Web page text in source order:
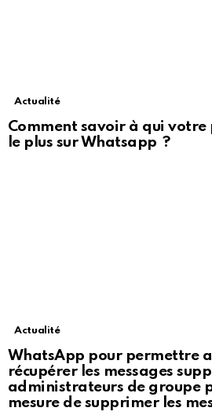
Actualité
Comment savoir à qui
le plus sur Whatsapp ?
Actualité
WhatsApp pour permettre
récupérer les messages
administrateurs de groupe
mesure de supprimer les